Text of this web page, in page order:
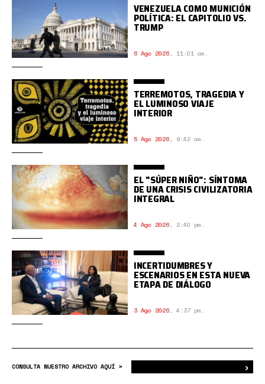
VENEZUELA COMO MUNICIÓN
POLÍTICA: EL CAPITOLIO VS.
TRUMP
6 Ago 2026, 11:01 am.
TERREMOTOS, TRAGEDIA Y
EL LUMINOSO VIAJE
INTERIOR
5 Ago 2026, 9:42 am.
EL "SÚPER NIÑO": SÍNTOMA
DE UNA CRISIS CIVILIZATORIA
INTEGRAL
4 Ago 2026, 2:40 pm.
INCERTIDUMBRES Y
ESCENARIOS EN ESTA NUEVA
ETAPA DE DIÁLOGO
3 Ago 2026, 4:37 pm.
CONSULTA NUESTRO ARCHIVO AQUÍ > ›